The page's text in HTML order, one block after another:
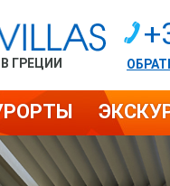
ГРЕЦИИ